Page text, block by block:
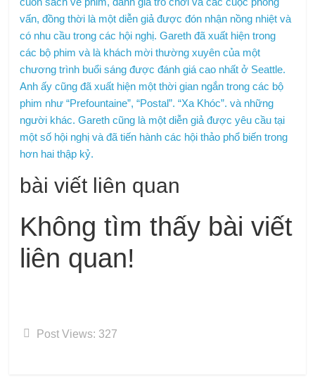
vấn, đồng thời là một diễn giả được đón nhận nồng nhiệt và
có nhu cầu trong các hội nghị. Gareth đã xuất hiện trong
các bộ phim và là khách mời thường xuyên của một
chương trình buổi sáng được đánh giá cao nhất ở Seattle.
Anh ấy cũng đã xuất hiện một thời gian ngắn trong các bộ
phim như “Prefountaine”, “Postal”. “Xa Khóc”. và những
người khác. Gareth cũng là một diễn giả được yêu cầu tại
một số hội nghị và đã tiến hành các hội thảo phổ biến trong
hơn hai thập kỷ.
bài viết liên quan
Không tìm thấy bài viết
liên quan!
Post Views: 327